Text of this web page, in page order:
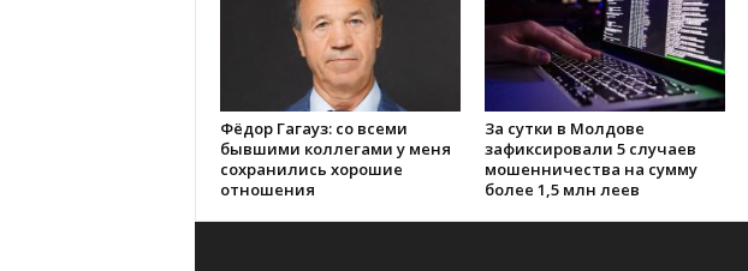
Фёдор Гагауз: со всеми
бывшими коллегами у меня
сохранились хорошие
отношения
За сутки в Молдове
зафиксировали 5 случаев
мошенничества на сумму
более 1,5 млн леев